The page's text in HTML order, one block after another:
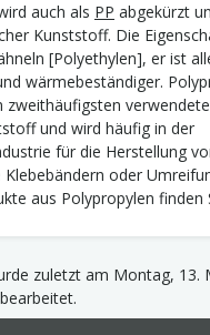
auch als PP abgekürzt
Kunststoff. Die
[Polyethylen], er ist
wärmebeständiger.
zweithäufigsten verwendete
und wird häufig in der
für die Herstellung
Klebebändern oder
aus Polypropylen finden
zuletzt am Montag, 13.